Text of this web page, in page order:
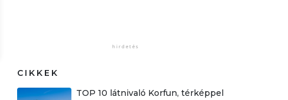
CIKKEK
TOP 10 látnivaló Korfun, térképpel